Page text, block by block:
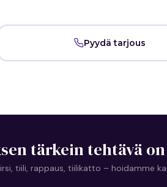
Pyydä tarjous
tärkein tehtävä
tiili, rappaus, tiilikatto – hoidamme